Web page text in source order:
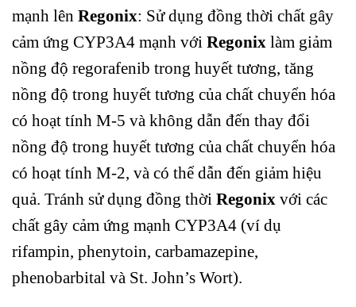
mạnh lên Regonix: Sử dụng đồng thời chất gây
cảm ứng CYP3A4 mạnh với Regonix làm giảm
nồng độ regorafenib trong huyết tương, tăng
nồng độ trong huyết tương của chất chuyển hóa
có hoạt tính M-5 và không dẫn đến thay đổi
nồng độ trong huyết tương của chất chuyển hóa
có hoạt tính M-2, và có thể dẫn đến giảm hiệu
quả. Tránh sử dụng đồng thời Regonix với các
chất gây cảm ứng mạnh CYP3A4 (ví dụ
rifampin, phenytoin, carbamazepine,
phenobarbital và St. John’s Wort).